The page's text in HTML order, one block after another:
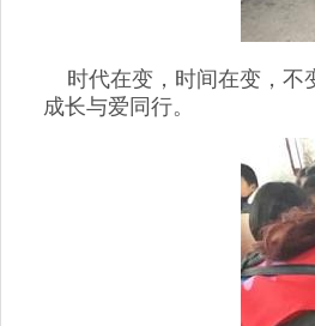
时代在变，时间在变，不
成长与爱同行。